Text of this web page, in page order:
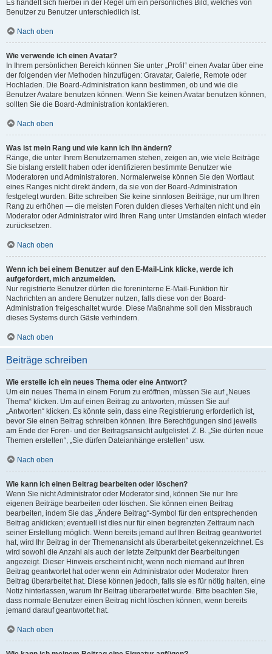
Es handelt sich hierbei in der Regel um ein persönliches Bild, welches von
Benutzer zu Benutzer unterschiedlich ist.
Nach oben
Wie verwende ich einen Avatar?
In Ihrem persönlichen Bereich können Sie unter „Profil“ einen Avatar über eine
der folgenden vier Methoden hinzufügen: Gravatar, Galerie, Remote oder
Hochladen. Die Board-Administration kann bestimmen, ob und wie die
Benutzer Avatare benutzen können. Wenn Sie keinen Avatar benutzen können,
sollten Sie die Board-Administration kontaktieren.
Nach oben
Was ist mein Rang und wie kann ich ihn ändern?
Ränge, die unter Ihrem Benutzernamen stehen, zeigen an, wie viele Beiträge
Sie bislang erstellt haben oder identifizieren bestimmte Benutzer wie
Moderatoren und Administratoren. Normalerweise können Sie den Wortlaut
eines Ranges nicht direkt ändern, da sie von der Board-Administration
festgelegt wurden. Bitte schreiben Sie keine sinnlosen Beiträge, nur um Ihren
Rang zu erhöhen — die meisten Foren dulden dieses Verhalten nicht und ein
Moderator oder Administrator wird Ihren Rang unter Umständen einfach wieder
zurücksetzen.
Nach oben
Wenn ich bei einem Benutzer auf den E-Mail-Link klicke, werde ich
aufgefordert, mich anzumelden.
Nur registrierte Benutzer dürfen die foreninterne E-Mail-Funktion für
Nachrichten an andere Benutzer nutzen, falls diese von der Board-
Administration freigeschaltet wurde. Diese Maßnahme soll den Missbrauch
dieses Systems durch Gäste verhindern.
Nach oben
Beiträge schreiben
Wie erstelle ich ein neues Thema oder eine Antwort?
Um ein neues Thema in einem Forum zu eröffnen, müssen Sie auf „Neues
Thema“ klicken. Um auf einen Beitrag zu antworten, müssen Sie auf
„Antworten“ klicken. Es könnte sein, dass eine Registrierung erforderlich ist,
bevor Sie einen Beitrag schreiben können. Ihre Berechtigungen sind jeweils
am Ende der Foren- und der Beitragsansicht aufgelistet. Z. B. „Sie dürfen neue
Themen erstellen“, „Sie dürfen Dateianhänge erstellen“ usw.
Nach oben
Wie kann ich einen Beitrag bearbeiten oder löschen?
Wenn Sie nicht Administrator oder Moderator sind, können Sie nur Ihre
eigenen Beiträge bearbeiten oder löschen. Sie können einen Beitrag
bearbeiten, indem Sie das „Ändere Beitrag“-Symbol für den entsprechenden
Beitrag anklicken; eventuell ist dies nur für einen begrenzten Zeitraum nach
seiner Erstellung möglich. Wenn bereits jemand auf Ihren Beitrag geantwortet
hat, wird Ihr Beitrag in der Themenansicht als überarbeitet gekennzeichnet. Es
wird sowohl die Anzahl als auch der letzte Zeitpunkt der Bearbeitungen
angezeigt. Dieser Hinweis erscheint nicht, wenn noch niemand auf Ihren
Beitrag geantwortet hat oder wenn ein Administrator oder Moderator Ihren
Beitrag überarbeitet hat. Diese können jedoch, falls sie es für nötig halten, eine
Notiz hinterlassen, warum Ihr Beitrag überarbeitet wurde. Bitte beachten Sie,
dass normale Benutzer einen Beitrag nicht löschen können, wenn bereits
jemand darauf geantwortet hat.
Nach oben